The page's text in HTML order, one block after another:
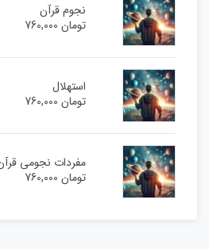
نجوم قرآن
تومان760,000
استهلال
تومان760,000
مفردات نجومی
تومان760,000